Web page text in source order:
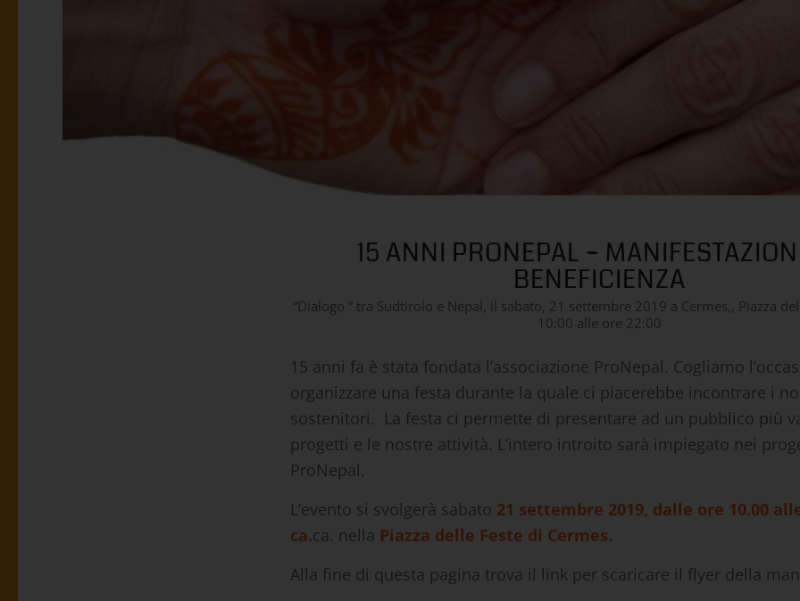
15 ANNI PRONEPAL –
BENEFICIENZA
“Dialogo ” tra Sudtirolo e Nepal, il sabato, 21 settembre 2019 a Cermes,, Piazza
10:00 alle ore 22:00
15 anni fa è stata fondata l’associazione ProNepal. Cogliamo
organizzare una festa durante la quale ci piacerebbe incontrare i
sostenitori. La festa ci permette di presentare ad un pubblico più
progetti e le nostre attività. L’intero introito sarà impiegato nei
ProNepal.
L’evento si svolgerà sabato 21 settembre 2019, dalle ore 10.00
ca.ca. nella Piazza delle Feste di Cermes.
Alla fine di questa pagina trova il link per scaricare il flyer della